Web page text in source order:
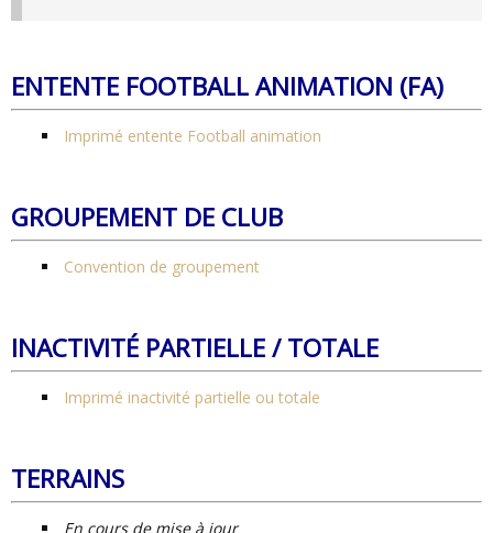
ENTENTE FOOTBALL ANIMATION (FA)
Imprimé entente Football animation
GROUPEMENT DE CLUB
Convention de groupement
INACTIVITÉ PARTIELLE / TOTALE
Imprimé inactivité partielle ou totale
TERRAINS
En cours de mise à jour